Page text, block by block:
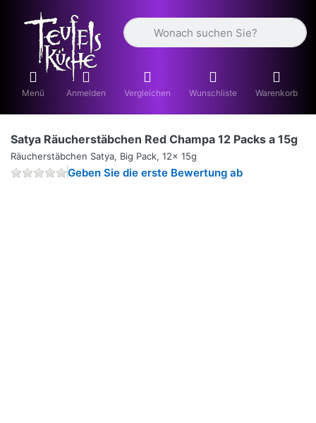
Geben Sie einen Suchbegriff ein.
Menü Anmelden Vergleichen Wunschliste Warenkorb
Satya Räucherstäbchen Red Champa 12 Packs a 15g
Räucherstäbchen Satya, Big Pack, 12x 15g
Geben Sie die erste Bewertung ab